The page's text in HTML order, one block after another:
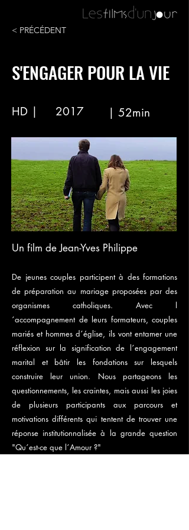
< PRÉCÉDENT
S'ENGAGER POUR LA VIE
HD | 2017 | 52min
Un film de Jean-Yves Philippe
De jeunes couples participent à des formations
de préparation au mariage proposées par des
organismes catholiques. Avec l
´accompagnement de leurs formateurs, couples
mariés et hommes d´église, ils vont entamer une
réflexion sur la signification de l´engagement
marital et bâtir les fondations sur lesquels
construire leur union. Nous partageons les
questionnements, les craintes, mais aussi les joies
de plusieurs participants aux parcours et
motivations différents qui tentent de trouver une
réponse institutionnalisée à la grande question
"Qu´est-ce que l´Amour ?"